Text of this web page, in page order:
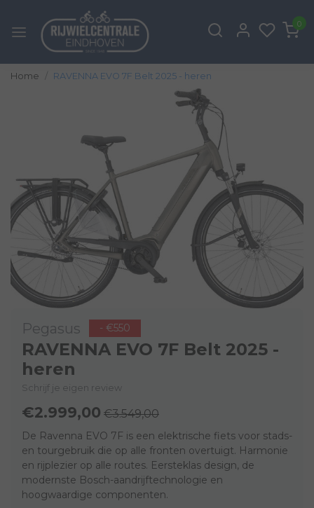
0
Home RAVENNA EVO 7F Belt 2025 - heren
Pegasus - €550
RAVENNA EVO 7F Belt 2025 -
heren
Schrijf je eigen review
€2.999,00 €3.549,00
De Ravenna EVO 7F is een elektrische fiets voor stads-
en tourgebruik die op alle fronten overtuigt. Harmonie
en rijplezier op alle routes. Eersteklas design, de
modernste Bosch-aandrijftechnologie en
hoogwaardige componenten.